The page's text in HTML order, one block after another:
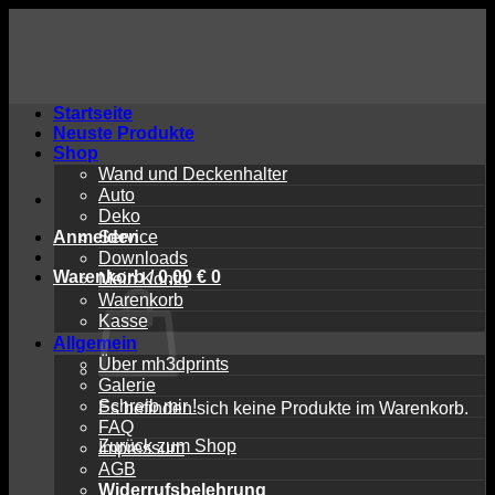
Anmelden
Warenkorb /0,00 € 0
Es befinden sich keine Produkte im Warenkorb.
Zurück zum Shop
Startseite
Neuste Produkte
Shop
Wand und Deckenhalter
Auto
Deko
Service
Downloads
Mein Konto
Warenkorb
Kasse
Allgemein
Über mh3dprints
Galerie
Schreib mir !
FAQ
Impressum
AGB
Widerrufsbelehrung